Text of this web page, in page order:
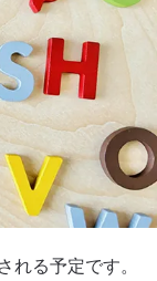
る予定です。